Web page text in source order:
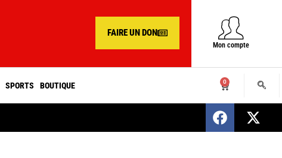
FAIRE UN DON
Mon compte
SPORTS BOUTIQUE 0
SENEGAL : Nomination d’un nouveau